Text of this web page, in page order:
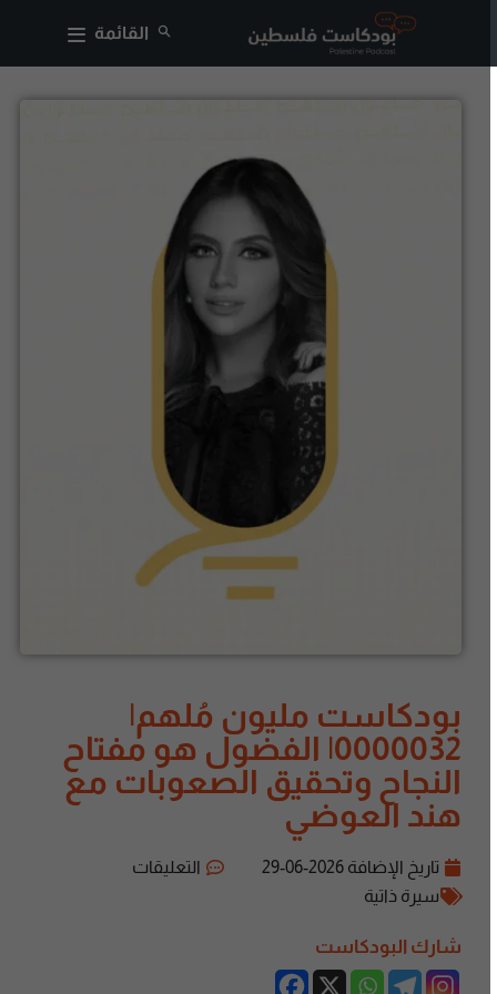
القائمة
بودكاست مليون مُلهم|
0000032| الفضول هو مفتاح
النجاح وتحقيق الصعوبات مع
هند العوضي
تاريخ الإضافة2026-06-29
التعليقات
سيرة ذاتية
شارك البودكاست